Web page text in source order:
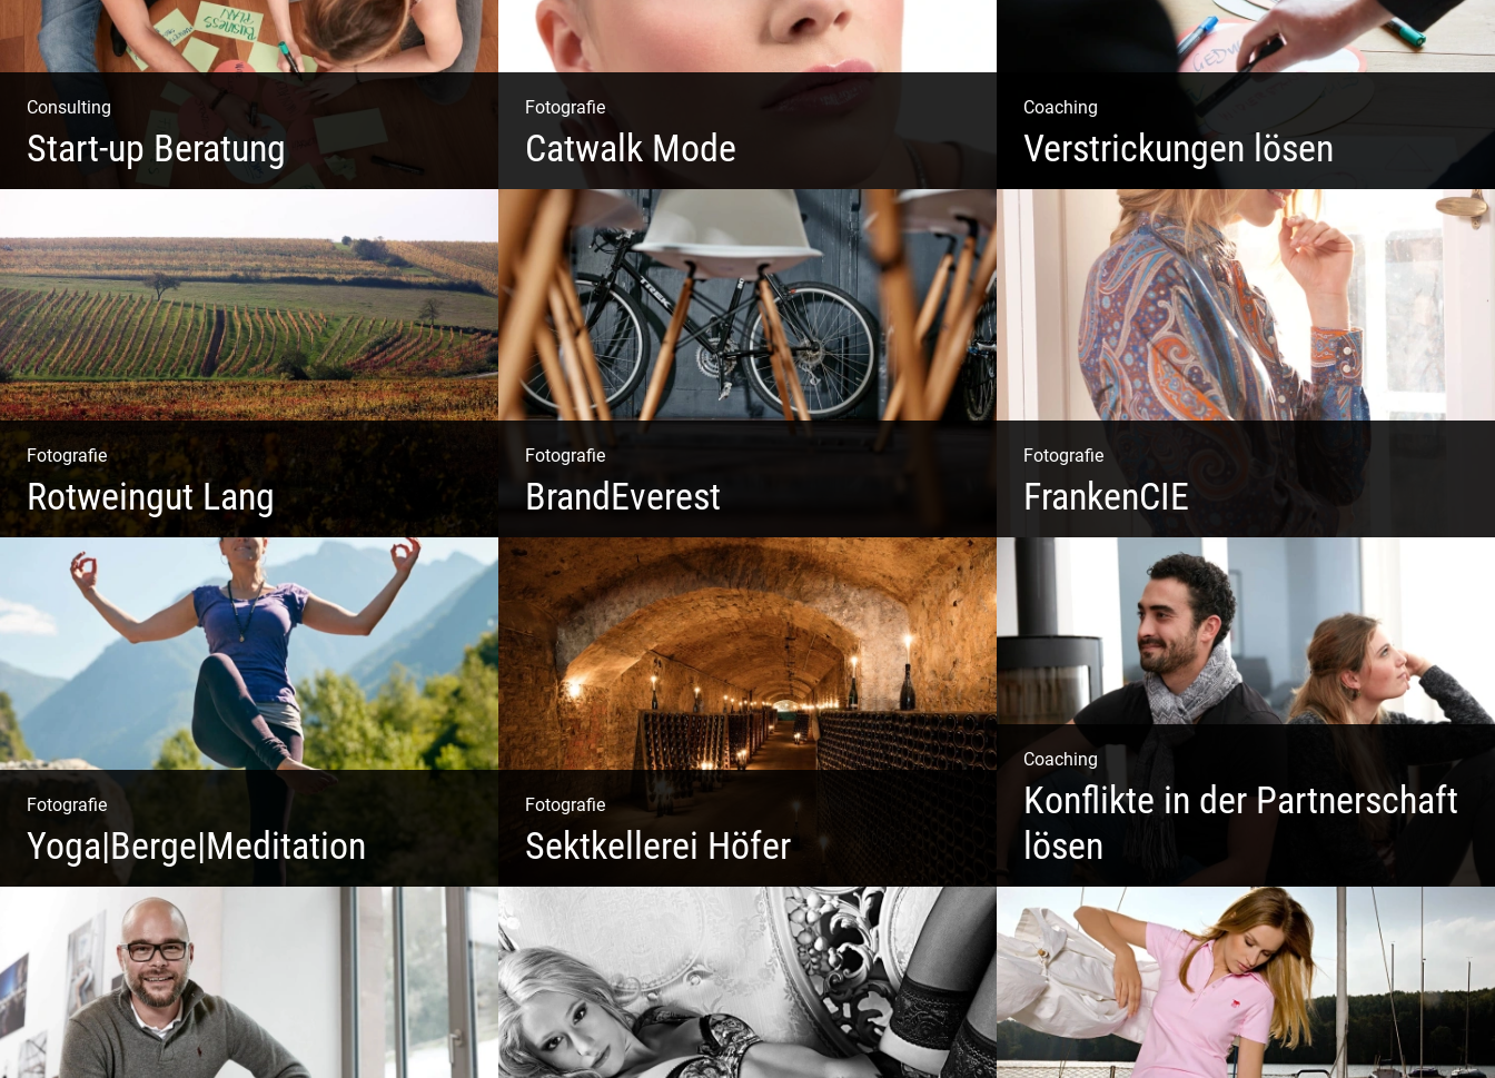
Consulting
Start-up Beratung
wo du beginnen sollst?
Fotografie
Catwalk Mode
Catwalk Mode Fotografie
Coaching
Verstrickungen lösen
Systemisches Coaching & Systemische Aufstellung
Fotografie
Rotweingut Lang
Rotweine aus Österreich | Genussvolle Weinprobe |
Herbstliche Weinberge | Uriger Weinkeller
Fotografie
BrandEverest
Kommunikationsfotografie | Branding mit Bildwelten |
Markenerlebnisse | Corporate Design
Fotografie
FrankenCIE
Fotografie
Yoga|Berge|Meditation
Freiheit genießen | Körper, Geist und Energie | Ruhe
und Entspannung | Bewusstsein für Natur
Fotografie
Sektkellerei Höfer
Sekt Perlen | Tiefe Keller | Coole Kerle | Idyllische
Coaching
Konflikte in der Partnerschaft
lösen
Paar Coaching – Der Weg in die Leichtigkeit und
Harmonie